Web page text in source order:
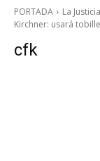
PORTADA
La
Kirchner: usará
cfk